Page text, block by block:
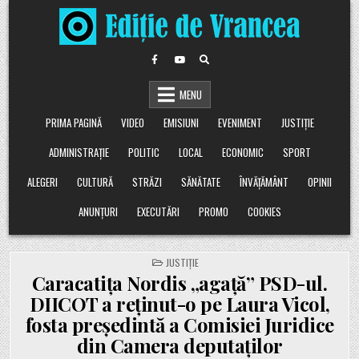
Skip
to
content
MENU
PRIMA PAGINĂ
VIDEO EMISIUNI EVENIMENT
JUSTIȚIE
ADMINISTRAȚIE
POLITIC LOCAL ECONOMIC
SPORT
ALEGERI
CULTURĂ STRĂZI SĂNĂTATE ÎNVĂȚĂMÂNT
OPINII
ANUNȚURI
EXECUTĂRI PROMO COOKIES
POSTED
IN
JUSTIȚIE
Caracatița Nordis „agață” PSD-ul.
DIICOT a reținut-o pe Laura Vicol,
fosta președintă a Comisiei Juridice
din Camera deputaților